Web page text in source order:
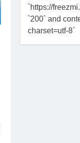
`https://
`200` and
charset=utf-8`